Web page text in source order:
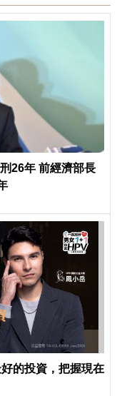
濟部長
的投資，把握現在